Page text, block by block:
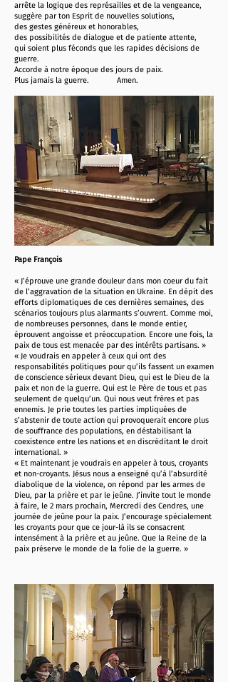
arrête la logique des représailles et de la vengeance,
suggère par ton Esprit de nouvelles solutions,
des gestes généreux et honorables,
des possibilités de dialogue et de patiente attente,
qui soient plus féconds que les rapides décisions de
guerre.
Accorde à notre époque des jours de paix.
Plus jamais la guerre. Amen.
Pape François
« J’éprouve une grande douleur dans mon coeur du fait
de l’aggravation de la situation en Ukraine. En dépit des
efforts diplomatiques de ces dernières semaines, des
scénarios toujours plus alarmants s’ouvrent. Comme moi,
de nombreuses personnes, dans le monde entier,
éprouvent angoisse et préoccupation. Encore une fois, la
paix de tous est menacée par des intérêts partisans. »
« Je voudrais en appeler à ceux qui ont des
responsabilités politiques pour qu’ils fassent un examen
de conscience sérieux devant Dieu, qui est le Dieu de la
paix et non de la guerre. Qui est le Père de tous et pas
seulement de quelqu’un. Qui nous veut frères et pas
ennemis. Je prie toutes les parties impliquées de
s’abstenir de toute action qui provoquerait encore plus
de souffrance des populations, en déstabilisant la
coexistence entre les nations et en discréditant le droit
international. »
« Et maintenant je voudrais en appeler à tous, croyants
et non-croyants. Jésus nous a enseigné qu’à l’absurdité
diabolique de la violence, on répond par les armes de
Dieu, par la prière et par le jeûne. J’invite tout le monde
à faire, le 2 mars prochain, Mercredi des Cendres, une
journée de jeûne pour la paix. J’encourage spécialement
les croyants pour que ce jour-là ils se consacrent
intensément à la prière et au jeûne. Que la Reine de la
paix préserve le monde de la folie de la guerre. »